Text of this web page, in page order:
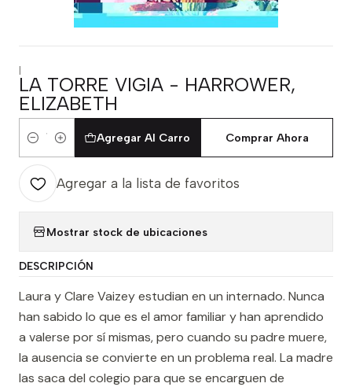
|
LA TORRE VIGIA - HARROWER,
ELIZABETH
Cantidad
Agregar Al Carro Comprar Ahora
Agregar a la lista de favoritos
Mostrar stock de ubicaciones
DESCRIPCIÓN
Laura y Clare Vaizey estudian en un internado. Nunca
han sabido lo que es el amor familiar y han aprendido
a valerse por sí mismas, pero cuando su padre muere,
la ausencia se convierte en un problema real. La madre
las saca del colegio para que se encarguen de